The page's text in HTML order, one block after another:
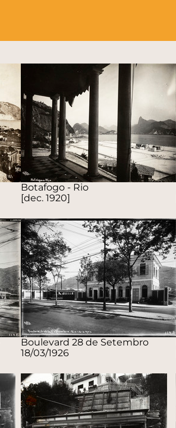
Botafogo - Rio
[dec. 1920]
Boulevard 28 de Setembro
18/03/1926